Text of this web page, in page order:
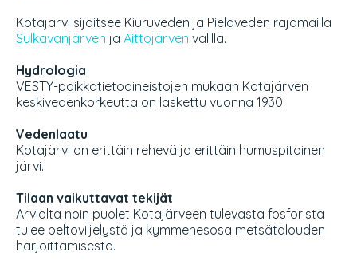
Kotajärvi sijaitsee Kiuruveden ja Pielaveden rajamailla
Sulkavanjärven ja Aittojärven välillä.
Hydrologia
VESTY-paikkatietoaineistojen mukaan Kotajärven
keskivedenkorkeutta on laskettu vuonna 1930.
Vedenlaatu
Kotajärvi on erittäin rehevä ja erittäin humuspitoinen
järvi.
Tilaan vaikuttavat tekijät
Arviolta noin puolet Kotajärveen tulevasta fosforista
tulee peltoviljelystä ja kymmenesosa metsätalouden
harjoittamisesta.